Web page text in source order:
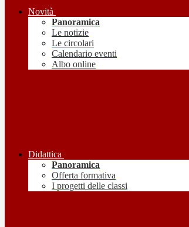
Novità
Panoramica
Le notizie
Le circolari
Calendario eventi
Albo online
Didattica
Panoramica
Offerta formativa
I progetti delle classi